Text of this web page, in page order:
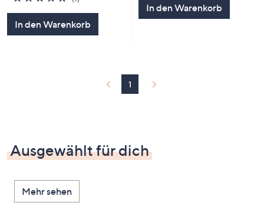
von
In den Warenkorb
In den Warenkorb
1
Ausgewählt für dich
Mehr sehen